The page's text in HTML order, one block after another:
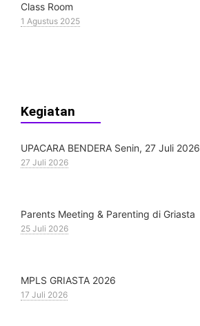
Class Room
1 Agustus 2025
Kegiatan
UPACARA BENDERA Senin, 27 Juli 2026
27 Juli 2026
Parents Meeting & Parenting di Griasta
25 Juli 2026
MPLS GRIASTA 2026
17 Juli 2026